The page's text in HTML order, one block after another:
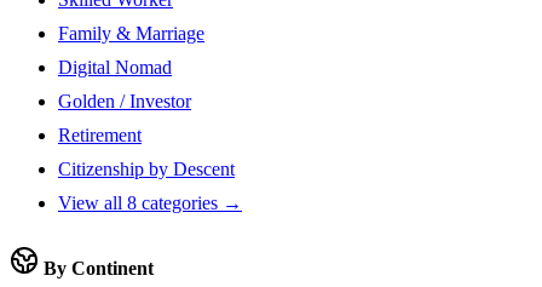
Family & Marriage
Digital Nomad
Golden / Investor
Retirement
Citizenship by Descent
View all 8 categories →
By Continent